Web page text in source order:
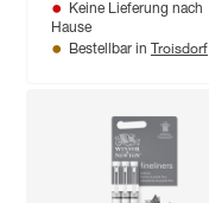
Keine Lieferung nach
Hause
Bestellbar in Troisdorf